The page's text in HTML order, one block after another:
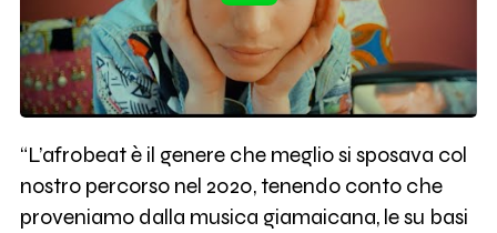
“L’afrobeat è il genere che meglio si sposava col
nostro percorso nel 2020, tenendo conto che
proveniamo dalla musica giamaicana, le su basi